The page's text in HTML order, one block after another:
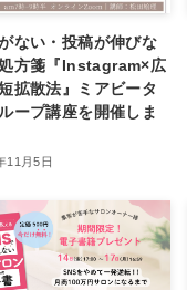
がない・投稿が伸びな
方箋『Instagram×広
拡散法』ミアビータ
ープ講座を開催しま
11月5日